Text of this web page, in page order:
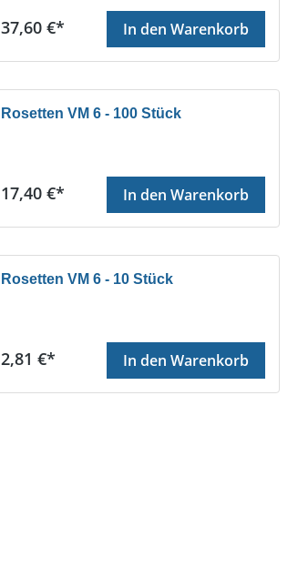
Regulärer Preis:
37,60 €* In den Warenkorb
Rosetten VM 6 - 100 Stück
Regulärer Preis:
17,40 €* In den Warenkorb
Rosetten VM 6 - 10 Stück
Regulärer Preis:
2,81 €* In den Warenkorb